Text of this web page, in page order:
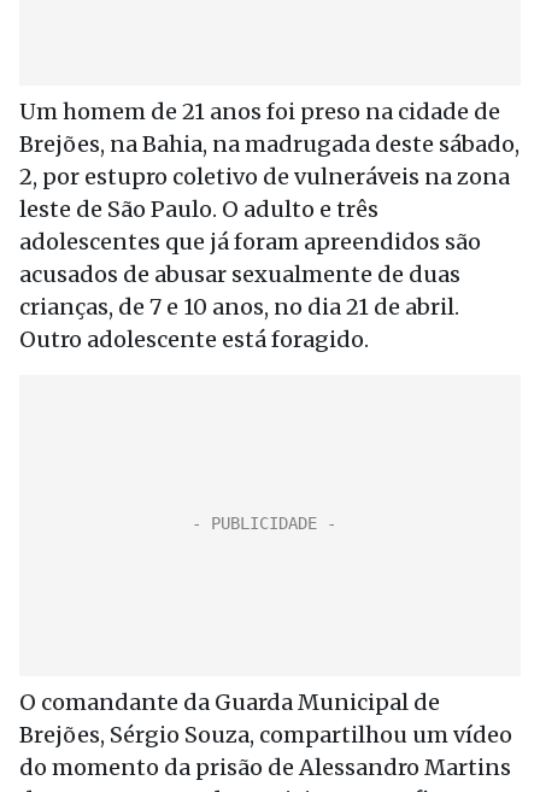
Um homem de 21 anos foi preso na cidade de
Brejões, na Bahia, na madrugada deste sábado,
2, por estupro coletivo de vulneráveis na zona
leste de São Paulo. O adulto e três
adolescentes que já foram apreendidos são
acusados de abusar sexualmente de duas
crianças, de 7 e 10 anos, no dia 21 de abril.
Outro adolescente está foragido.
O comandante da Guarda Municipal de
Brejões, Sérgio Souza, compartilhou um vídeo
do momento da prisão de Alessandro Martins